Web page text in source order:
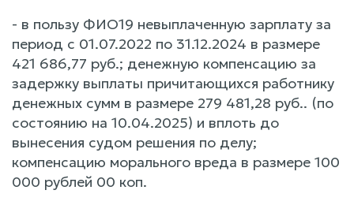
- в пользу ФИО19 невыплаченную зарплату за
период с 01.07.2022 по 31.12.2024 в размере
421 686,77 руб.; денежную компенсацию за
задержку выплаты причитающихся работнику
денежных сумм в размере 279 481,28 руб.. (по
состоянию на 10.04.2025) и вплоть до
вынесения судом решения по делу;
компенсацию морального вреда в размере 100
000 рублей 00 коп.